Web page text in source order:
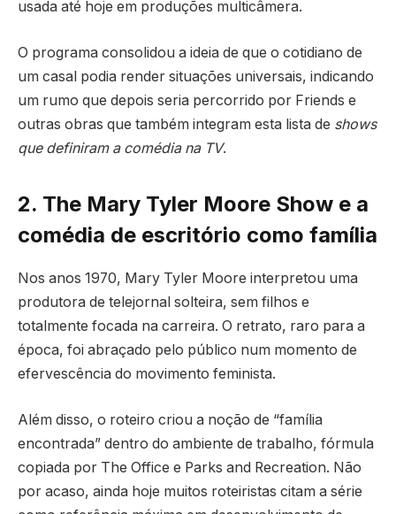
usada até hoje em produções multicâmera.
O programa consolidou a ideia de que o cotidiano de
um casal podia render situações universais, indicando
um rumo que depois seria percorrido por Friends e
outras obras que também integram esta lista de shows
que definiram a comédia na TV.
2. The Mary Tyler Moore Show e a
comédia de escritório como família
Nos anos 1970, Mary Tyler Moore interpretou uma
produtora de telejornal solteira, sem filhos e
totalmente focada na carreira. O retrato, raro para a
época, foi abraçado pelo público num momento de
efervescência do movimento feminista.
Além disso, o roteiro criou a noção de “família
encontrada” dentro do ambiente de trabalho, fórmula
copiada por The Office e Parks and Recreation. Não
por acaso, ainda hoje muitos roteiristas citam a série